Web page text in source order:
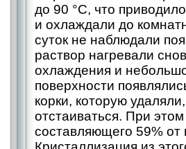
до 90 °C, что
и охлаждали до
суток не наблюдали
раствор нагревали
охлаждения и
поверхности
корки, которую
отстаиваться. При
составляющего 59% от